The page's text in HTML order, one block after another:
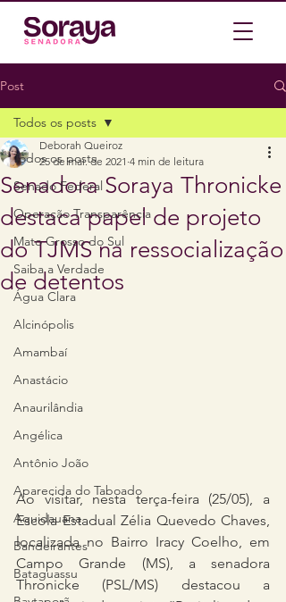
Post
Todos os posts
Senado Federal
Operação Transparência
Mato Grosso do Sul
Saiba a Verdade
Água Clara
Alcinópolis
Amambaí
Anastácio
Anaurilândia
Angélica
Antônio João
Aparecida do Taboado
Aquidauana
Bandeirantes
Bataguassu
Todos os posts
Senadora Soraya Thronicke
destaca papel de projeto
do TJMS na ressocialização
de detentos
Deborah Queiroz
25 de mai. de 2021 4 min de leitura
Ao visitar, nesta terça-feira (25/05), a
Escola Estadual Zélia Quevedo Chaves,
localizada no Bairro Iracy Coelho, em
Campo Grande (MS), a senadora
Thronicke (PSL/MS) destacou a